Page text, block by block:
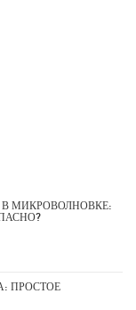
МИКРОВОЛНОВКЕ:
ПРОСТОЕ